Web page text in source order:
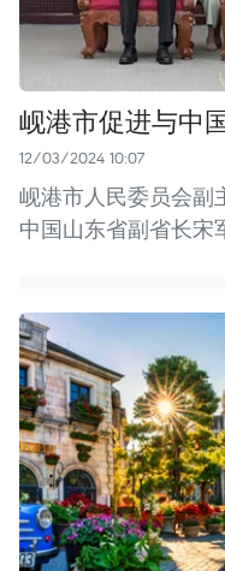
岘港市促进与中
12/03/2024 10:07
岘港市人民委员会副
中国山东省副省长宋